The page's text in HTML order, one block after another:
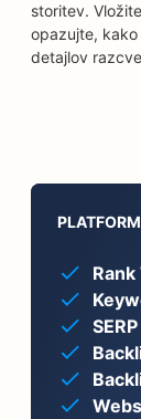
storitev.
opazujte,
detajlov